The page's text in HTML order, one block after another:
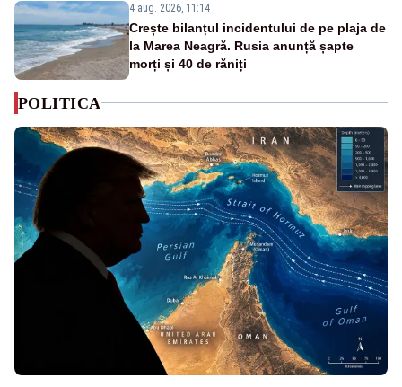
4 aug. 2026, 11:14
Crește bilanțul incidentului de pe plaja de
la Marea Neagră. Rusia anunță șapte
morți și 40 de răniți
POLITICA